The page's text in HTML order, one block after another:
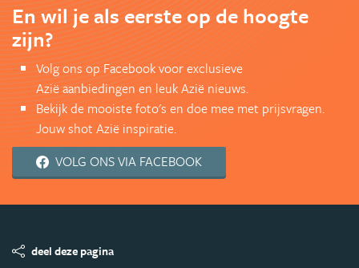
En wil je als eerste op de hoogte
zijn?
Volg ons op Facebook voor exclusieve
Azië aanbiedingen en leuk Azië nieuws.
Bekijk de mooiste foto's en doe mee met prijsvragen.
Jouw shot Azië inspiratie.
VOLG ONS VIA FACEBOOK
deel deze pagina